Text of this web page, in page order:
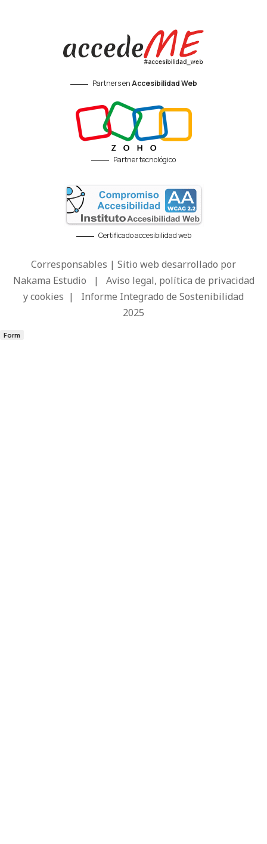
Partners enAccesibilidad Web
Partner tecnológico
Certificado accesibilidad web
Corresponsables | Sitio web desarrollado por
Nakama Estudio | Aviso legal, política de privacidad
y cookies | Informe Integrado de Sostenibilidad
2025
Form